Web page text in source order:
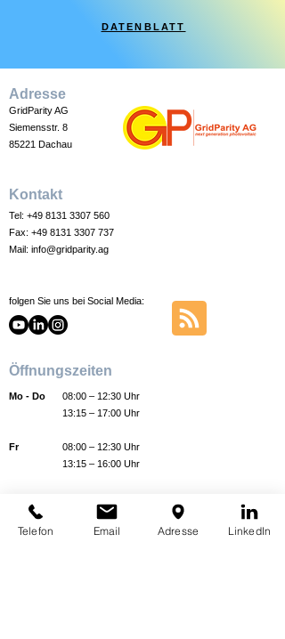
DATENBLATT
Adresse
GridParity AG
Siemensstr. 8
85221 Dachau
Kontakt
Tel: +49 8131 3307 560
Fax: +49 8131 3307 737
Mail: info@gridparity.ag
folgen Sie uns bei Social Media:
Öffnungszeiten
Mo - Do
Fr
08:00 – 12:30 Uhr
13:15 – 17:00 Uhr
08:00 – 12:30 Uhr
13:15 – 16:00 Uhr
Telefon Email Adresse LinkedIn